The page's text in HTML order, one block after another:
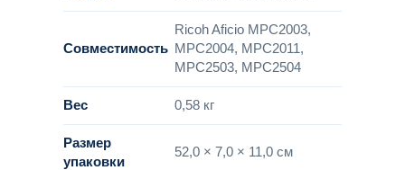
Совместимость
Ricoh Aficio MPC2003,
MPC2004, MPC2011,
MPC2503, MPC2504
Вес 0,58 кг
Размер
упаковки
52,0 × 7,0 × 11,0 см